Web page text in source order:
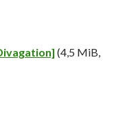
(4,5 MiB,